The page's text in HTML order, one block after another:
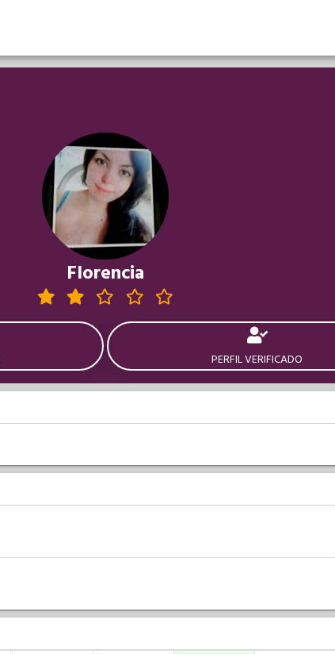
Florencia
PERFIL VERIFICADO